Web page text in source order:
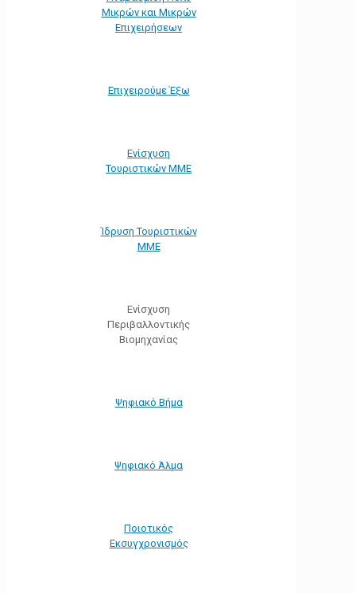
Μικρών και Μικρών
Επιχειρήσεων
Επιχειρούμε Έξω
Ενίσχυση
Τουριστικών ΜΜΕ
Ίδρυση Τουριστικών
ΜΜΕ
Ενίσχυση
Περιβαλλοντικής
Βιομηχανίας
Ψηφιακό Βήμα
Ψηφιακό Άλμα
Ποιοτικός
Εκσυγχρονισμός